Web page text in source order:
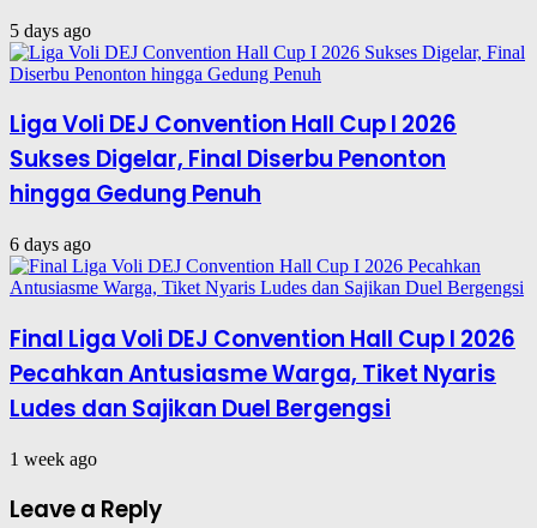
5 days ago
Liga Voli DEJ Convention Hall Cup I 2026
Sukses Digelar, Final Diserbu Penonton
hingga Gedung Penuh
6 days ago
Final Liga Voli DEJ Convention Hall Cup I 2026
Pecahkan Antusiasme Warga, Tiket Nyaris
Ludes dan Sajikan Duel Bergengsi
1 week ago
Leave a Reply